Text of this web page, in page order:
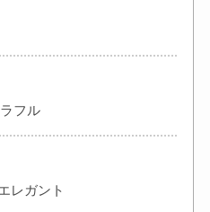
フル
レガント